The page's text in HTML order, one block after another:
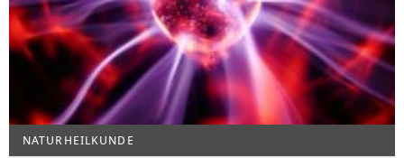
NATURHEILKUNDE